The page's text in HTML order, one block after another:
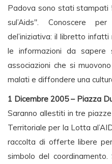
Padova sono stati stampati
sul’Aids". Conoscere
del’iniziativa: il libretto
le informazioni da
associazioni che si
malati e diffondere una
1 Dicembre 2005 – Piazza
Saranno allestiti in tre
Territoriale per la Lotta
raccolta di offerte libere
simbolo del